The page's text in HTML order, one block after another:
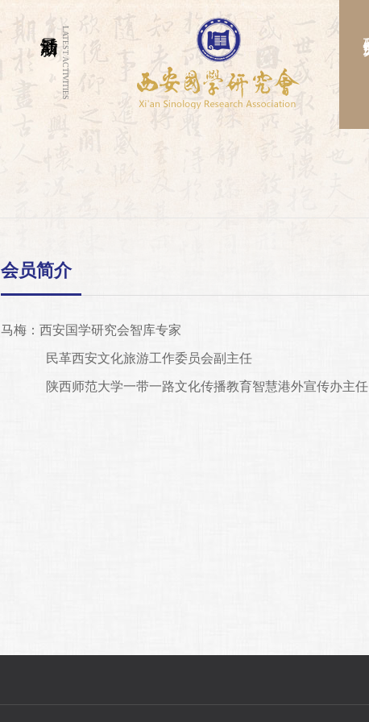
LATEST ACTIVITIES
会员简介
马梅：西安国学研究会智库专家
民革西安文化旅游工作委员会副主任
陕西师范大学一带一路文化传播教育智慧港外宣传办主任